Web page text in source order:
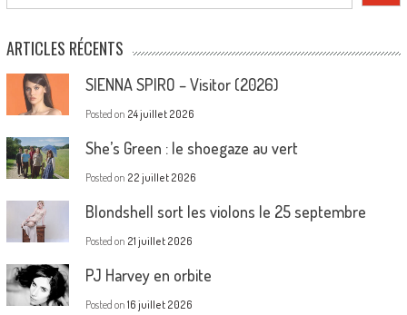
ARTICLES RÉCENTS
SIENNA SPIRO – Visitor (2026)
Posted on 24 juillet 2026
She’s Green : le shoegaze au vert
Posted on 22 juillet 2026
Blondshell sort les violons le 25 septembre
Posted on 21 juillet 2026
PJ Harvey en orbite
Posted on 16 juillet 2026